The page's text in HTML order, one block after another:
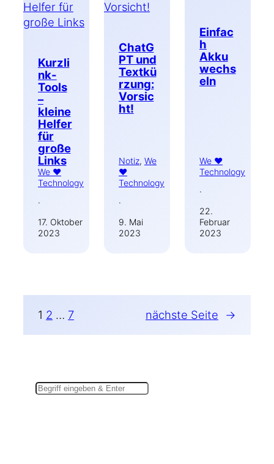
Kurzli
nk-
Tools
–
kleine
Helfer
für
große
Links
We ♥
Technology
·
17. Oktober
2023
ChatG
PT und
Textkü
rzung:
Vorsic
ht!
Notiz, We
♥
Technology
·
9. Mai
2023
Einfac
h
Akku
wechs
eln
We ♥
Technology
·
22.
Februar
2023
1 2 … 7 nächste Seite →